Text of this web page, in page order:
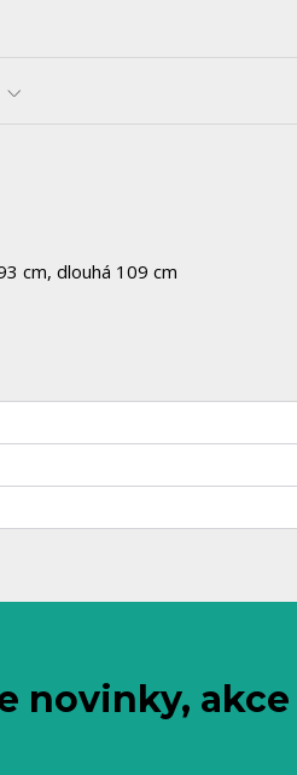
cm, dlouhá 109 cm
novinky, akce